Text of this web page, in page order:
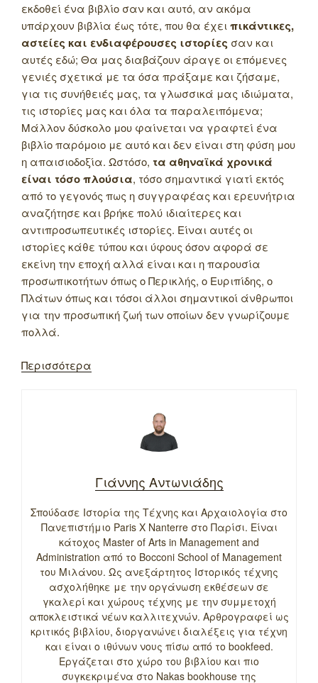
εκδοθεί ένα βιβλίο σαν και αυτό, αν ακόμα
υπάρχουν βιβλία έως τότε, που θα έχειπικάντικες,
αστείες και ενδιαφέρουσες ιστορίες σαν και
αυτές εδώ; Θα μας διαβάζουν άραγε οι επόμενες
γενιές σχετικά με τα όσα πράξαμε και ζήσαμε,
για τις συνήθειές μας, τα γλωσσικά μας ιδιώματα,
τις ιστορίες μας και όλα τα παραλειπόμενα;
Μάλλον δύσκολο μου φαίνεται να γραφτεί ένα
βιβλίο παρόμοιο με αυτό και δεν είναι στη φύση μου
η απαισιοδοξία. Ωστόσο, τα αθηναϊκά χρονικά
είναι τόσο πλούσια, τόσο σημαντικά γιατί εκτός
από το γεγονός πως η συγγραφέας και ερευνήτρια
αναζήτησε και βρήκε πολύ ιδιαίτερες και
αντιπροσωπευτικές ιστορίες. Είναι αυτές οι
ιστορίες κάθε τύπου και ύφους όσον αφορά σε
εκείνη την εποχή αλλά είναι και η παρουσία
προσωπικοτήτων όπως ο Περικλής, ο Ευριπίδης, ο
Πλάτων όπως και τόσοι άλλοι σημαντικοί άνθρωποι
για την προσωπική ζωή των οποίων δεν γνωρίζουμε
πολλά.
Περισσότερα
Γιάννης Αντωνιάδης
Σπούδασε Ιστορία της Τέχνης και Αρχαιολογία στο
Πανεπιστήμιο Paris X Nanterre στο Παρίσι. Είναι
κάτοχος Master of Arts in Management and
Administration από το Bocconi School of Management
του Μιλάνου. Ως ανεξάρτητος Ιστορικός τέχνης
ασχολήθηκε με την οργάνωση εκθέσεων σε
γκαλερί και χώρους τέχνης με την συμμετοχή
αποκλειστικά νέων καλλιτεχνών. Αρθρογραφεί ως
κριτικός βιβλίου, διοργανώνει διαλέξεις για τέχνη
και είναι ο ιθύνων νους πίσω από το bookfeed.
Εργάζεται στο χώρο του βιβλίου και πιο
συγκεκριμένα στο Nakas bookhouse της